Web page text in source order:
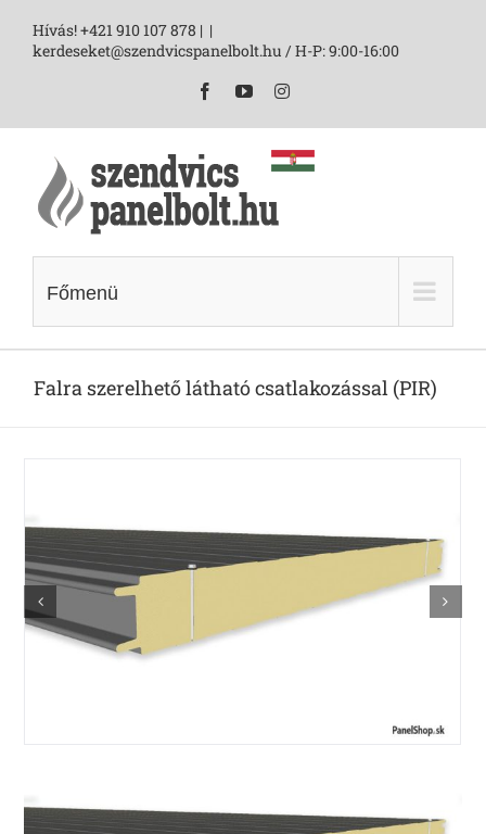
Hívás! +421 910 107 878 | |
kerdeseket@szendvicspanelbolt.hu / H-P: 9:00-16:00
FacebookYouTubeInstagram
Főmenü
Falra szerelhető látható csatlakozással (PIR)